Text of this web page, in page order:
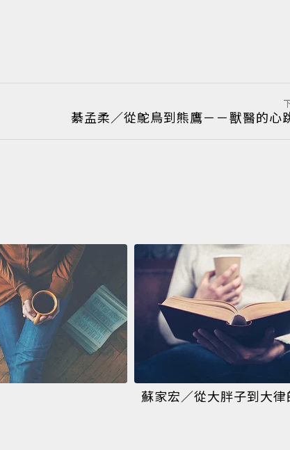
綦孟柔／從鴕鳥到熊鷹－－獸醫的心
蘇家宏／從大胖子到大律